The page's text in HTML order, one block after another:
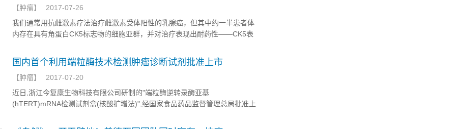
【肿瘤】
2017-07-26
我们通常用抗雌激素疗法治疗雌激素受体阳性的乳腺癌，但其中约一半患者体
内存在具有角蛋白CK5标志物的细胞亚群，并对治疗表现出耐药性——CK5表
治疗中残存，还能驱动甚至重启肿瘤生长。先前研究表明，人体内维生素A自
然降解的产物维甲酸，具有对抗CK5 +细胞的作用，但将维甲类化合物应用于
乳腺癌治疗的临床试验基本都已失败告终。
国内首个利用端粒酶技术检测肿瘤诊断试剂批准上市
【肿瘤】
2017-07-20
近日,浙江今复康生物科技有限公司研制的"端粒酶逆转录酶亚基
(hTERT)mRNA检测试剂盒(核酸扩增法)",经国家食品药品监督管理总局批准上
内空白。